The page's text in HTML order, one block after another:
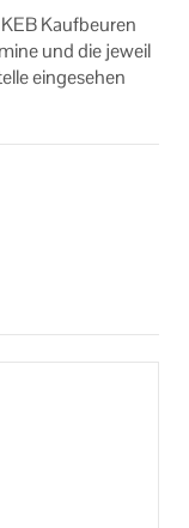
Kauf­beu­ren
und die je­wei­l
ein­ge­se­hen